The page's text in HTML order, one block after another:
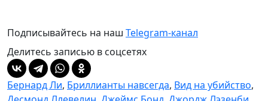
Подписывайтесь на наш Telegram-канал
Делитесь записью в соцсетях
Бернард Ли, Бриллианты навсегда, Вид на убийство,